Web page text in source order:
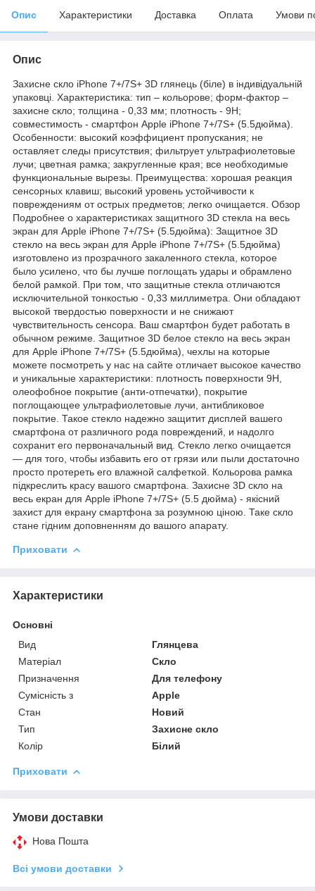
Опис Характеристики Доставка Оплата Умови
Опис
Захисне скло iPhone 7+/7S+ 3D глянець (біле) в індивідуальній
упаковці. Характеристика: тип – кольорове; форм-фактор –
захисне скло; толщина - 0,33 мм; плотность - 9Н;
совместимость - смартфон Apple iPhone 7+/7S+ (5.5дюйма).
Особенности: высокий коэффициент пропускания; не
оставляет следы присутствия; фильтрует ультрафиолетовые
лучи; цветная рамка; закругленные края; все необходимые
функциональные вырезы. Преимущества: хорошая реакция
сенсорных клавиш; высокий уровень устойчивости к
повреждениям от острых предметов; легко очищается. Обзор
Подробнее о характеристиках защитного 3D стекла на весь
экран для Apple iPhone 7+/7S+ (5.5дюйма): Защитное 3D
стекло на весь экран для Apple iPhone 7+/7S+ (5.5дюйма)
изготовлено из прозрачного закаленного стекла, которое
было усилено, что бы лучше поглощать удары и обрамлено
белой рамкой. При том, что защитные стекла отличаются
исключительной тонкостью - 0,33 миллиметра. Они обладают
высокой твердостью поверхности и не снижают
чувствительность сенсора. Ваш смартфон будет работать в
обычном режиме. Защитное 3D белое стекло на весь экран
для Apple iPhone 7+/7S+ (5.5дюйма), чехлы на которые
можете посмотреть у нас на сайте отличает высокое качество
и уникальные характеристики: плотность поверхности 9Н,
олеофобное покрытие (анти-отпечатки), покрытие
поглощающее ультрафиолетовые лучи, антибликовое
покрытие. Такое стекло надежно защитит дисплей вашего
смартфона от различного рода повреждений, и надолго
сохранит его первоначальный вид. Стекло легко очищается
— для того, чтобы избавить его от грязи или пыли достаточно
просто протереть его влажной салфеткой. Кольорова рамка
підкреслить красу вашого смартфона. Захисне 3D скло на
весь екран для Apple iPhone 7+/7S+ (5.5 дюйма) - якісний
захист для екрану смартфона за розумною ціною. Таке скло
стане гідним доповненням до вашого апарату.
Приховати
Характеристики
Основні
Вид
Глянцева
Матеріал
Скло
Призначення
Для телефону
Сумісність з
Apple
Стан
Новий
Тип
Захисне скло
Колір
Білий
Приховати
Умови доставки
Нова Пошта
Всі умови доставки